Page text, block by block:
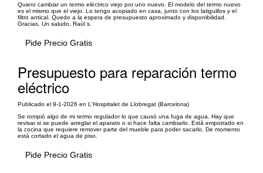
Quiero cambiar un termo eléctrico viejo por uno nuevo. El modelo del termo nuevo
es el mismo que el viejo. Lo tengo acopiado en casa, junto con los latiguillos y el
filtro antical. Quedo a la espera de presupuesto aproximado y disponibilidad.
Gracias. Un saludo, Raúl s.
Pide Precio Gratis
Presupuesto para reparación termo
eléctrico
Publicado el 9-1-2026 en L'Hospitalet de Llobregat (Barcelona)
Se rompió algo de mi termo regulador lo que causó una fuga de agua. Hay que
revisar si se puede arreglar el aparato o si hace falta cambiarlo. Está empotrado en
la cocina que requiere remover parte del mueble para poder sacarlo. De momento
está cortado el agua de piso.
Pide Precio Gratis